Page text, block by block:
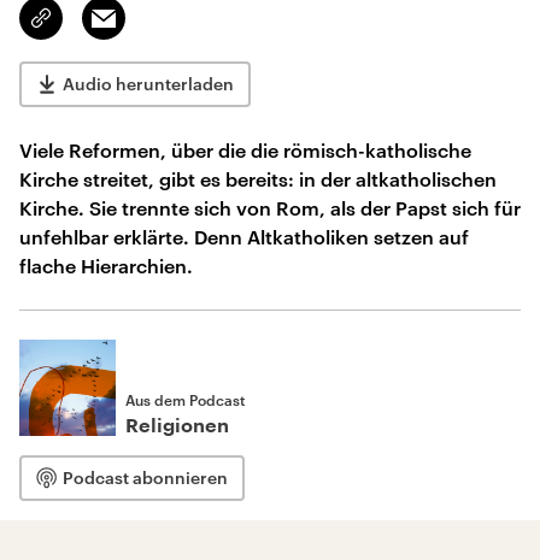
Link
kopieren/teilen
Email
Audio herunterladen
Viele Reformen, über die die römisch-katholische
Kirche streitet, gibt es bereits: in der altkatholischen
Kirche. Sie trennte sich von Rom, als der Papst sich für
unfehlbar erklärte. Denn Altkatholiken setzen auf
flache Hierarchien.
Aus dem Podcast
Religionen
Podcast abonnieren